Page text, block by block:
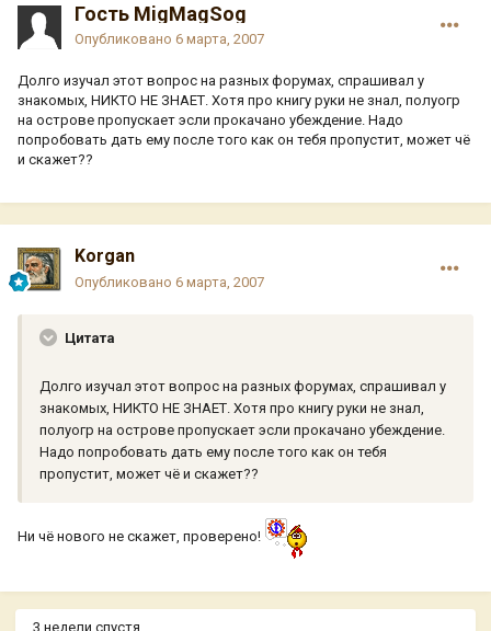
Гость MigMagSog
Опубликовано 6 марта, 2007
Долго изучал этот вопрос на разных форумах, спрашивал у
знакомых, НИКТО НЕ ЗНАЕТ. Хотя про книгу руки не знал, полуогр
на острове пропускает эсли прокачано убеждение. Надо
попробовать дать ему после того как он тебя пропустит, может чё
и скажет??
Korgan
Опубликовано 6 марта, 2007
Цитата
Долго изучал этот вопрос на разных форумах, спрашивал у
знакомых, НИКТО НЕ ЗНАЕТ. Хотя про книгу руки не знал,
полуогр на острове пропускает эсли прокачано убеждение.
Надо попробовать дать ему после того как он тебя
пропустит, может чё и скажет??
Ни чё нового не скажет, проверено!
3 недели спустя...